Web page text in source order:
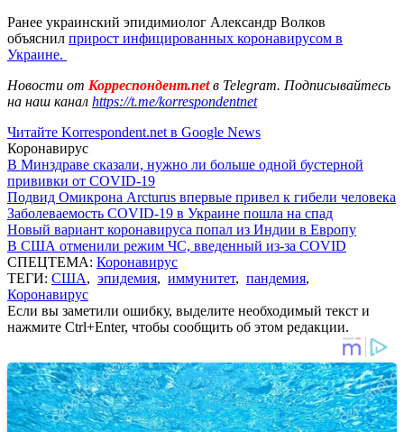
Ранее украинский эпидимиолог Александр Волков
объяснил прирост инфицированных коронавирусом в
Украине.
Новости от Корреспондент.netв Telegram. Подписывайтесь
на наш канал https://t.me/korrespondentnet
Читайте Korrespondent.net в Google News
Коронавирус
В Минздраве сказали, нужно ли больше одной бустерной
прививки от COVID-19
Подвид Омикрона Arcturus впервые привел к гибели человека
Заболеваемость COVID-19 в Украине пошла на спад
Новый вариант коронавируса попал из Индии в Европу
В США отменили режим ЧС, введенный из-за COVID
СПЕЦТЕМА: Коронавирус
ТЕГИ: США, эпидемия, иммунитет, пандемия,
Коронавирус
Если вы заметили ошибку, выделите необходимый текст и
нажмите Ctrl+Enter, чтобы сообщить об этом редакции.